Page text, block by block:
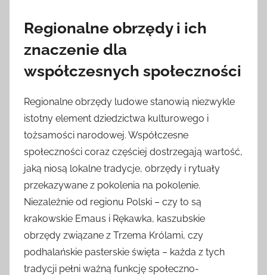
Regionalne obrzędy i ich
znaczenie dla
współczesnych społeczności
Regionalne obrzędy ludowe stanowią niezwykle
istotny element dziedzictwa kulturowego i
tożsamości narodowej. Współczesne
społeczności coraz częściej dostrzegają wartość,
jaką niosą lokalne tradycje, obrzędy i rytuały
przekazywane z pokolenia na pokolenie.
Niezależnie od regionu Polski – czy to są
krakowskie Emaus i Rękawka, kaszubskie
obrzędy związane z Trzema Królami, czy
podhalańskie pasterskie święta – każda z tych
tradycji pełni ważną funkcję społeczno-